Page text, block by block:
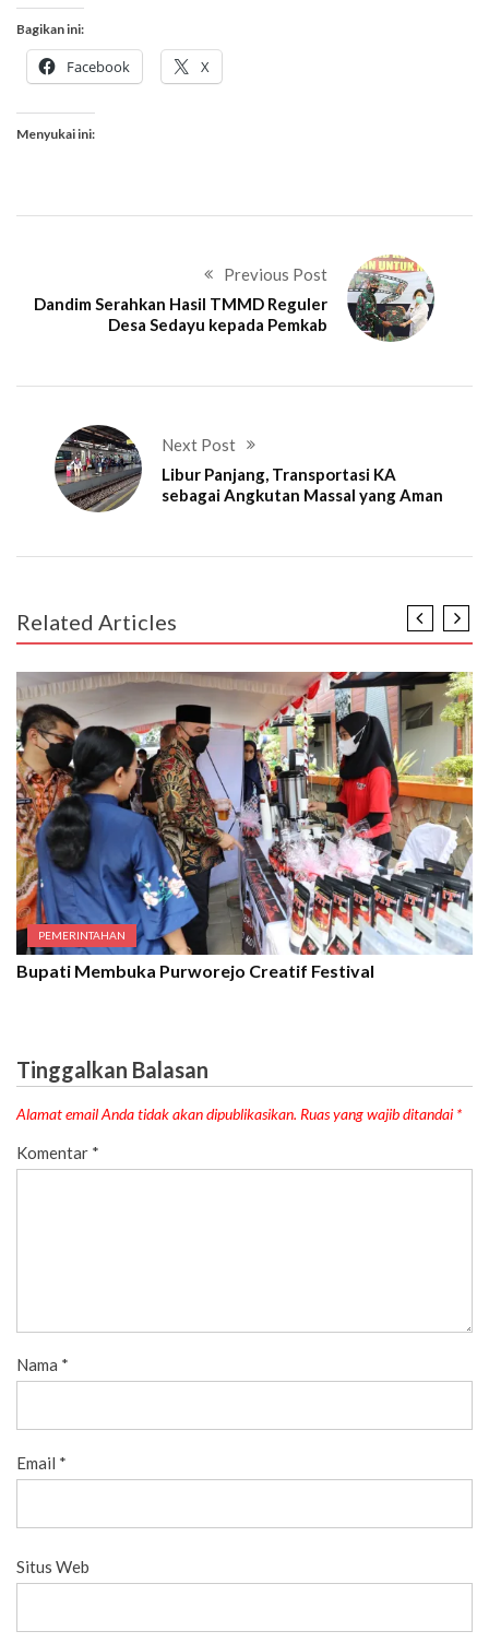
Bagikan ini:
Facebook X
Menyukai ini:
Previous Post
Dandim Serahkan Hasil TMMD Reguler
Desa Sedayu kepada Pemkab
Next Post
Libur Panjang, Transportasi KA
sebagai Angkutan Massal yang Aman
Related Articles
PEMERINTAHAN
Bupati Membuka Purworejo Creatif Festival
Tinggalkan Balasan
Alamat email Anda tidak akan dipublikasikan. Ruas yang wajib ditandai *
Komentar *
Nama *
Email *
Situs Web